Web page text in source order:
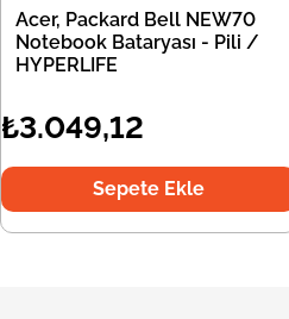
Acer, Packard Bell NEW70
Notebook Bataryası - Pili /
HYPERLIFE
₺3.049,12
Sepete Ekle